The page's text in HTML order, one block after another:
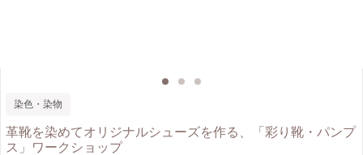
染色・染物
革靴を染めてオリジナルシューズを作る、「彩り靴・パンプ
ス」ワークショップ